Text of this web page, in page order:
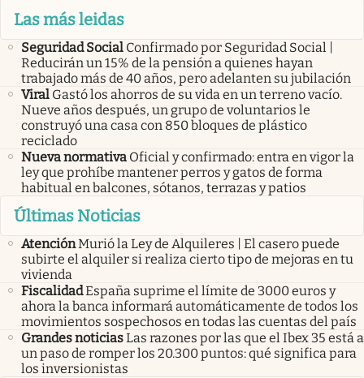
Las más leidas
Seguridad Social Confirmado por Seguridad Social |
Reducirán un 15% de la pensión a quienes hayan
trabajado más de 40 años, pero adelanten su jubilación
Viral Gastó los ahorros de su vida en un terreno vacío.
Nueve años después, un grupo de voluntarios le
construyó una casa con 850 bloques de plástico
reciclado
Nueva normativa Oficial y confirmado: entra en vigor la
ley que prohíbe mantener perros y gatos de forma
habitual en balcones, sótanos, terrazas y patios
Últimas Noticias
AtenciónMurió la Ley de Alquileres | El casero puede
subirte el alquiler si realiza cierto tipo de mejoras en tu
vivienda
FiscalidadEspaña suprime el límite de 3000 euros y
ahora la banca informará automáticamente de todos los
movimientos sospechosos en todas las cuentas del país
Grandes noticiasLas razones por las que el Ibex 35 está a
un paso de romper los 20.300 puntos: qué significa para
los inversionistas